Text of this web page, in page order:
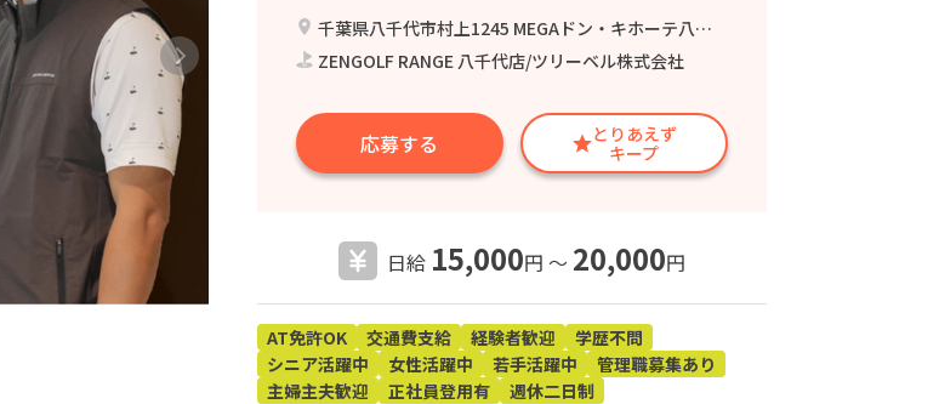
千葉県八千代市村上1245 MEGAドン・キホーテ八千代16号 バイパス店 3F
ZENGOLF RANGE 八千代店/ツリーベル株式会社
応募する
とりあえず
キープ
日給 15,000円 〜 20,000円
AT免許OK 交通費支給 経験者歓迎
学歴不問
シニア活躍中
女性活躍中 若手活躍中
管理職募集あり
主婦主夫歓迎
正社員登用有 週休二日制